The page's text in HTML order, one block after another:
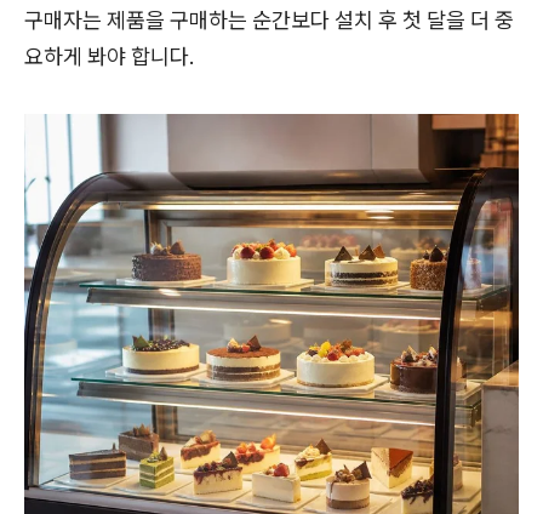
구매자는 제품을 구매하는 순간보다 설치 후 첫 달을 더 중
요하게 봐야 합니다.